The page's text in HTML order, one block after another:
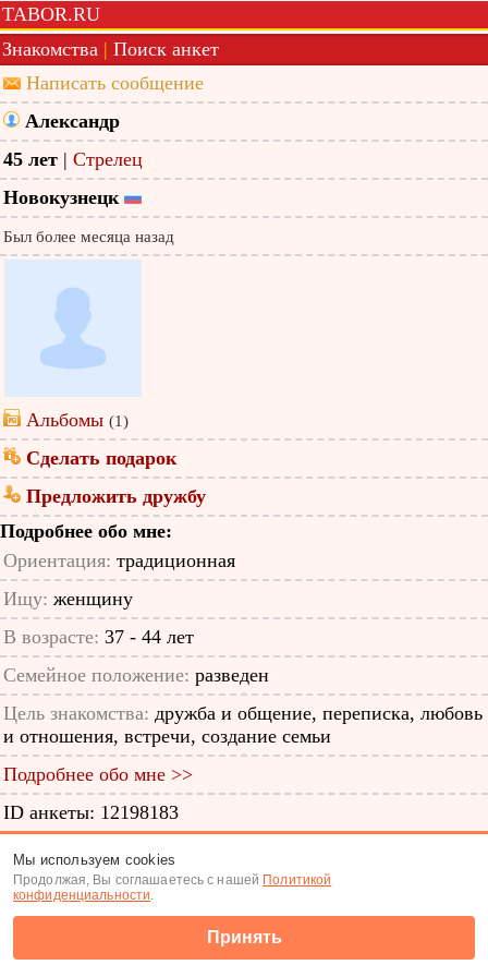
TABOR.RU
Знакомства | Поиск анкет
Написать сообщение
Александр
45 лет | Стрелец
Новокузнецк
Был более месяца назад
Альбомы (1)
Сделать подарок
Предложить дружбу
Подробнее обо мне:
Ориентация: традиционная
Ищу: женщину
В возрасте: 37 - 44 лет
Семейное положение: разведен
Цель знакомства: дружба и общение, переписка, любовь
и отношения, встречи, создание семьи
Подробнее обо мне >>
ID анкеты: 12198183
Знакомства|Поиск анкет
(c) Tabor.ru 2026
Мы используем cookies
Продолжая, Вы соглашаетесь с нашей Политикой
конфиденциальности.
Принять